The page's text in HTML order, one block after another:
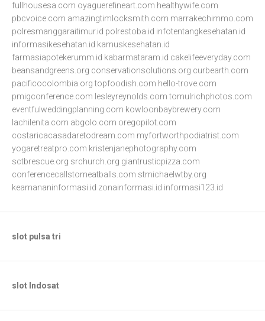
fullhousesa.com oyaguerefineart.com healthywife.com
pbcvoice.com amazingtimlocksmith.com marrakechimmo.com
polresmanggaraitimur.id polrestoba.id infotentangkesehatan.id
informasikesehatan.id kamuskesehatan.id
farmasiapotekerumm.id kabarmataram.id cakelifeeveryday.com
beansandgreens.org conservationsolutions.org curbearth.com
pacificocolombia.org topfoodish.com hello-trove.com
pmigconference.com lesleyreynolds.com tomulrichphotos.com
eventfulweddingplanning.com kowloonbaybrewery.com
lachilenita.com abgolo.com oregopilot.com
costaricacasadaretodream.com myfortworthpodiatrist.com
yogaretreatpro.com kristenjanephotography.com
sctbrescue.org srchurch.org giantrusticpizza.com
conferencecallstomeatballs.com stmichaelwtby.org
keamananinformasi.id zonainformasi.id informasi123.id
slot pulsa tri
slot Indosat